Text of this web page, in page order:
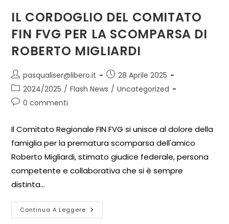
IL CORDOGLIO DEL COMITATO
FIN FVG PER LA SCOMPARSA DI
ROBERTO MIGLIARDI
pasqualiser@libero.it
28 Aprile 2025
2024/2025 / Flash News / Uncategorized
0 commenti
Il Comitato Regionale FIN FVG si unisce al dolore della
famiglia per la prematura scomparsa dell'amico
Roberto Migliardi, stimato giudice federale, persona
competente e collaborativa che si è sempre
distinta…
Continua A Leggere